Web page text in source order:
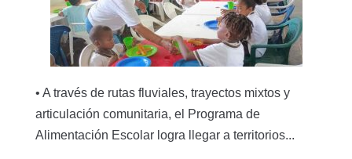
• A través de rutas fluviales, trayectos mixtos y
articulación comunitaria, el Programa de
Alimentación Escolar logra llegar a territorios...